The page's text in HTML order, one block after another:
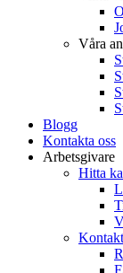
Våra
Blogg
Kontakta oss
Arbetsgivare
Hitta
Kontakt